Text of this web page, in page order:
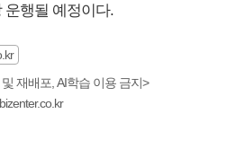
운행될 예정이다.
재배포, AI학습 이용 금지>